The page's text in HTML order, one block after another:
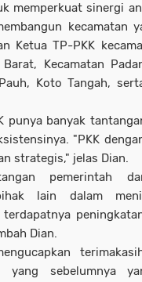
memperkuat sinergi
kecamatan
Ketua TP-PKK
Kecamatan
Koto Tangah,
punya banyak
"PKK
strategis," jelas Dian.
pemerintah
lain dalam
Dian.
yang sebelumnya